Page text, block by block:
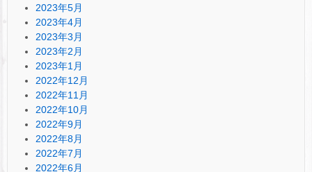
2023年5月
2023年4月
2023年3月
2023年2月
2023年1月
2022年12月
2022年11月
2022年10月
2022年9月
2022年8月
2022年7月
2022年6月